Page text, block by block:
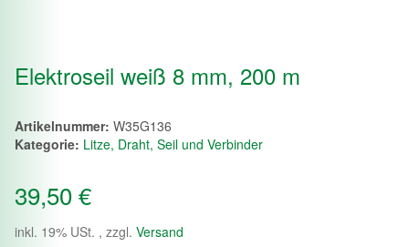
Elektroseil weiß 8 mm, 200 m
Artikelnummer: W35G136
Kategorie: Litze, Draht, Seil und Verbinder
39,50 €
inkl. 19% USt. , zzgl. Versand